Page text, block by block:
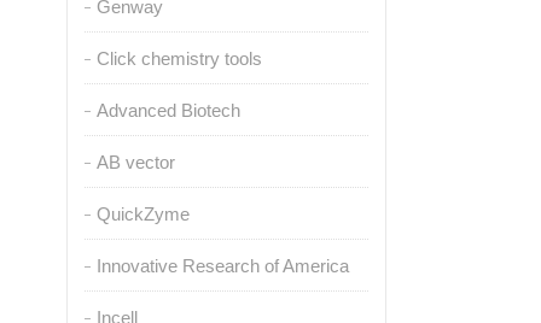
Genway
Click chemistry tools
Advanced Biotech
AB vector
QuickZyme
Innovative Research of America
Incell